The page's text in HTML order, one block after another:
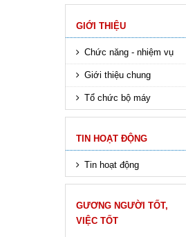
GIỚI THIỆU
Chức năng - nhiệm vụ
Giới thiệu chung
Tổ chức bộ máy
TIN HOẠT ĐỘNG
Tin hoạt động
GƯƠNG NGƯỜI TỐT,
VIỆC TỐT